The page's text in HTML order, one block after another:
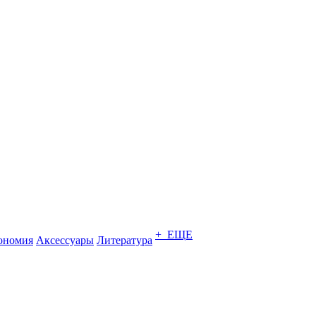
Аксессуары Литература + ЕЩЕ